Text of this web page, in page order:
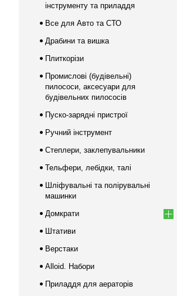
інструменту та приладдя
Все для Авто та СТО
Драбини та вишка
Плиткорізи
Промислові (будівельні)
пилососи, аксесуари для
будівельних пилососів
Пуско-зарядні пристрої
Ручний інструмент
Степлери, заклепувальники
Тельфери, лебідки, талі
Шліфувальні та полірувальні
машинки
Домкрати
Штативи
Верстаки
Alloid. Набори
Приладдя для аераторів